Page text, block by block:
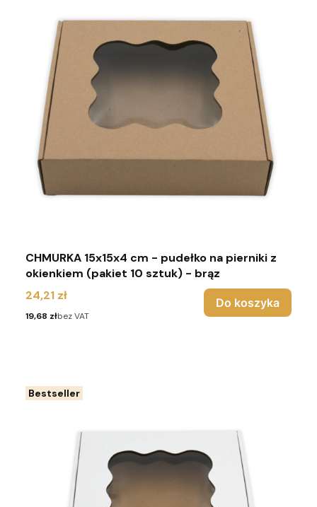
CHMURKA 15x15x4 cm - pudełko na pierniki z
okienkiem (pakiet 10 sztuk) - brąz
Cena
24,21 zł
Cena
19,68 złbez VAT
Do koszyka
Bestseller